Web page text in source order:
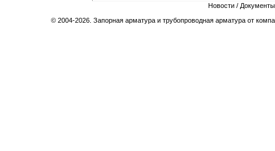
Новости / Документы
© 2004-2026. Запорная арматура и трубопроводная арматура от